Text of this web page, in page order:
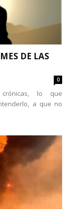
DE LAS
0
lo que
a que no